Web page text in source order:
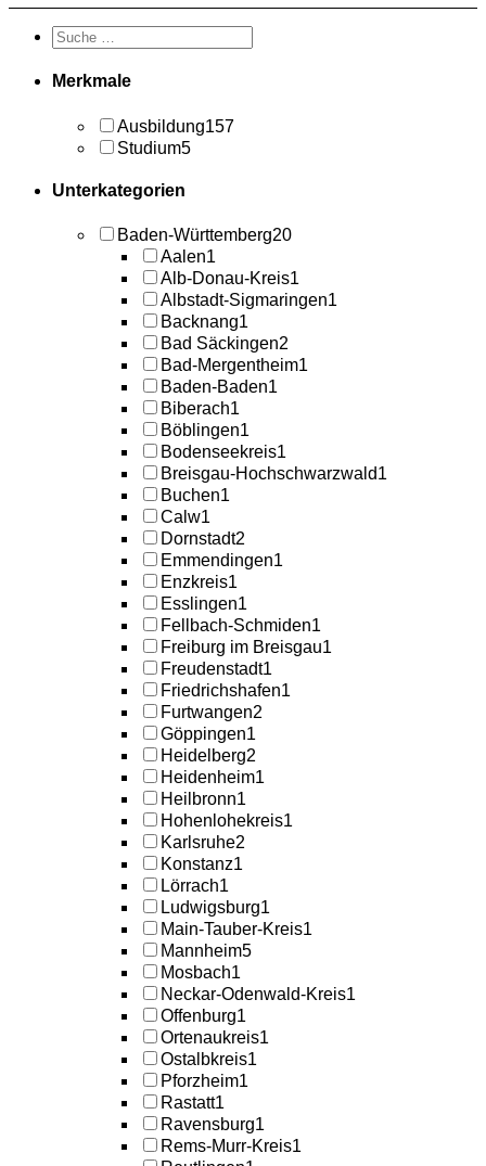
Merkmale
Ausbildung157
Studium5
Unterkategorien
Baden-Württemberg20
Aalen1
Alb-Donau-Kreis1
Albstadt-Sigmaringen1
Backnang1
Bad Säckingen2
Bad-Mergentheim1
Baden-Baden1
Biberach1
Böblingen1
Bodenseekreis1
Breisgau-Hochschwarzwald1
Buchen1
Calw1
Dornstadt2
Emmendingen1
Enzkreis1
Esslingen1
Fellbach-Schmiden1
Freiburg im Breisgau1
Freudenstadt1
Friedrichshafen1
Furtwangen2
Göppingen1
Heidelberg2
Heidenheim1
Heilbronn1
Hohenlohekreis1
Karlsruhe2
Konstanz1
Lörrach1
Ludwigsburg1
Main-Tauber-Kreis1
Mannheim5
Mosbach1
Neckar-Odenwald-Kreis1
Offenburg1
Ortenaukreis1
Ostalbkreis1
Pforzheim1
Rastatt1
Ravensburg1
Rems-Murr-Kreis1